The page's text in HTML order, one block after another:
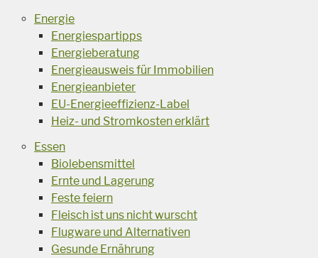
Energie
Energiespartipps
Energieberatung
Energieausweis für Immobilien
Energieanbieter
EU-Energieeffizienz-Label
Heiz- und Stromkosten erklärt
Essen
Biolebensmittel
Ernte und Lagerung
Feste feiern
Fleisch ist uns nicht wurscht
Flugware und Alternativen
Gesunde Ernährung